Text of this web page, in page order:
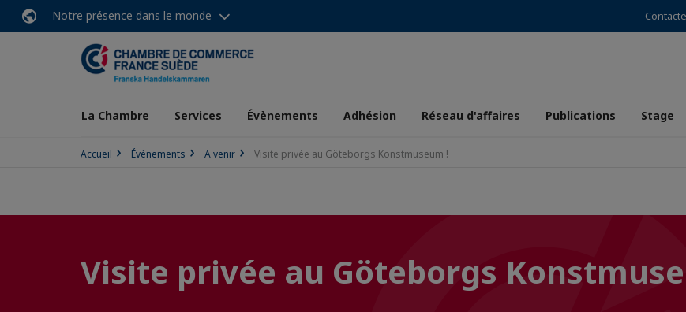
Notre présence dans le monde
La Chambre Services Évènements Adhésion Réseau d'affaires Publications Stage
Accueil Évènements A venir Visite privée au Göteborgs Konstmuseum !
Visite privée au Göteborgs